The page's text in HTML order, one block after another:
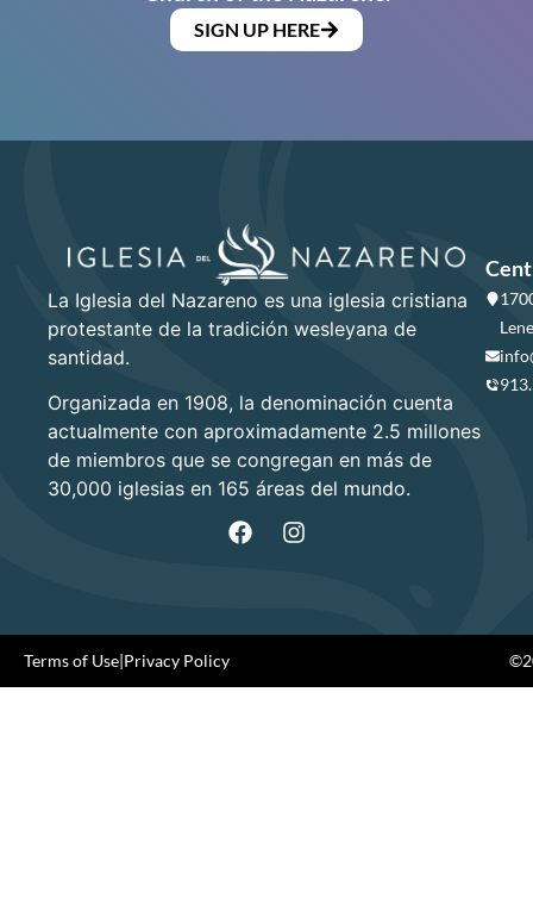
SIGN UP HERE
La Iglesia del Nazareno es una iglesia cristiana
protestante de la tradición wesleyana de
santidad.
Organizada en 1908, la denominación cuenta
actualmente con aproximadamente 2.5 millones
de miembros que se congregan en más de
30,000 iglesias en 165 áreas del mundo.
Terms of Use|Privacy Policy